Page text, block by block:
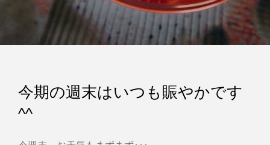
今期の週末はいつも賑やかです
^^